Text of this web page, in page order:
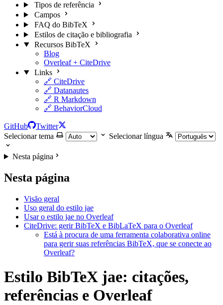
Tipos de referência
Campos
FAQ do BibTeX
Estilos de citação e bibliografia
Recursos BibTeX
Blog
Overleaf + CiteDrive
Links
🔗 CiteDrive
🔗 Datanautes
🔗 R Markdown
🔗 BehaviorCloud
GitHub
Twitter
Selecionar tema
Selecionar língua
Nesta página
Nesta página
Visão geral
Uso geral do estilo jae
Usar o estilo jae no Overleaf
CiteDrive: gerir BibTeX e BibLaTeX para o Overleaf
Está à procura de uma ferramenta colaborativa online
para gerir suas referências BibTeX, que se conecte ao
Overleaf?
Estilo BibTeX jae: citações,
referências e Overleaf